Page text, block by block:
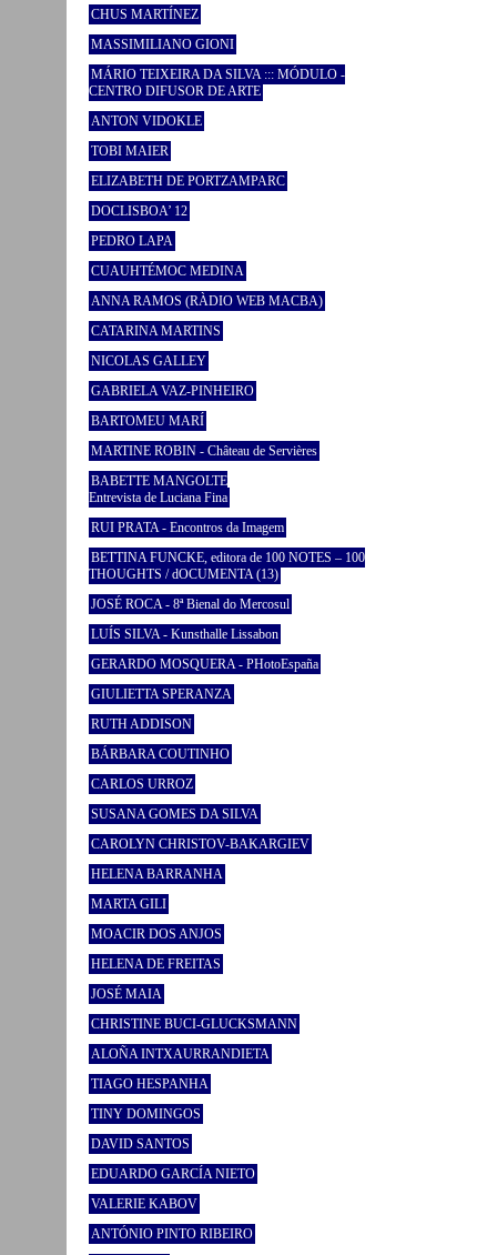
CHUS MARTÍNEZ
MASSIMILIANO GIONI
MÁRIO TEIXEIRA DA SILVA ::: MÓDULO -
CENTRO DIFUSOR DE ARTE
ANTON VIDOKLE
TOBI MAIER
ELIZABETH DE PORTZAMPARC
DOCLISBOA’ 12
PEDRO LAPA
CUAUHTÉMOC MEDINA
ANNA RAMOS (RÀDIO WEB MACBA)
CATARINA MARTINS
NICOLAS GALLEY
GABRIELA VAZ-PINHEIRO
BARTOMEU MARÍ
MARTINE ROBIN - Château de Servières
BABETTE MANGOLTE
Entrevista de Luciana Fina
RUI PRATA - Encontros da Imagem
BETTINA FUNCKE, editora de 100 NOTES – 100
THOUGHTS / dOCUMENTA (13)
JOSÉ ROCA - 8ª Bienal do Mercosul
LUÍS SILVA - Kunsthalle Lissabon
GERARDO MOSQUERA - PHotoEspaña
GIULIETTA SPERANZA
RUTH ADDISON
BÁRBARA COUTINHO
CARLOS URROZ
SUSANA GOMES DA SILVA
CAROLYN CHRISTOV-BAKARGIEV
HELENA BARRANHA
MARTA GILI
MOACIR DOS ANJOS
HELENA DE FREITAS
JOSÉ MAIA
CHRISTINE BUCI-GLUCKSMANN
ALOÑA INTXAURRANDIETA
TIAGO HESPANHA
TINY DOMINGOS
DAVID SANTOS
EDUARDO GARCÍA NIETO
VALERIE KABOV
ANTÓNIO PINTO RIBEIRO